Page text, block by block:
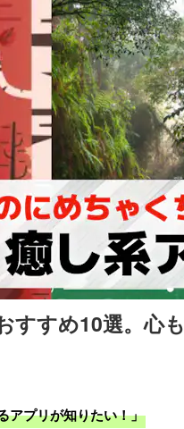
すすめ10選。心
アプリが知りたい！」